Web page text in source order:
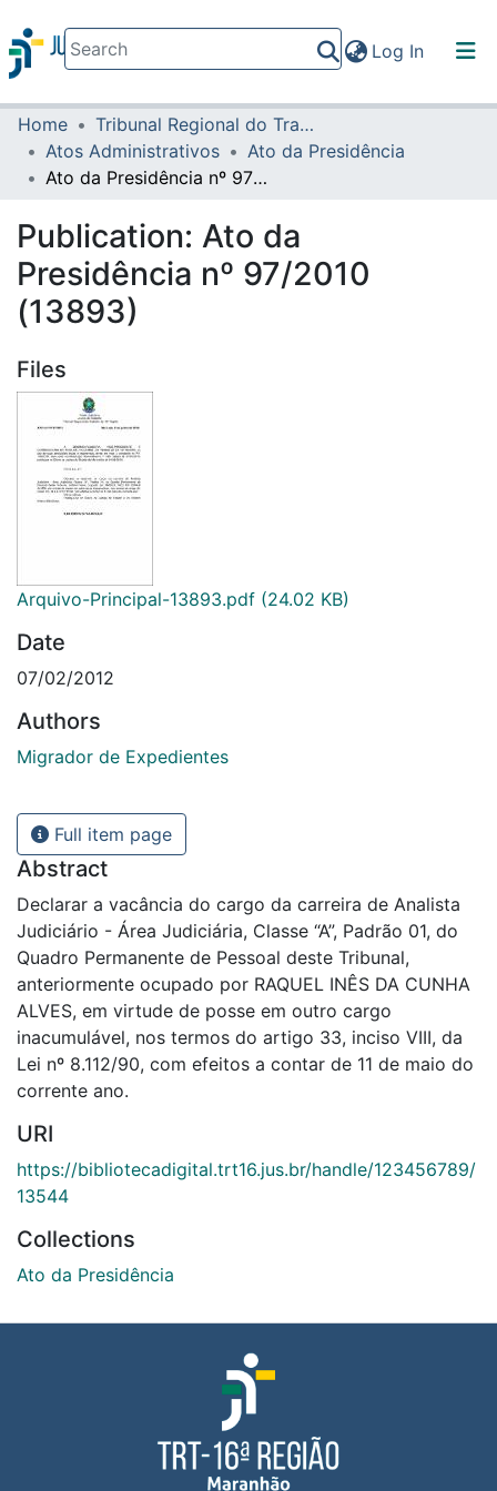
Log In(current)
Communities & Collections
All of DSpace
Home
Tribunal Regional do Trabalho da 16ª Região
Atos Administrativos
Ato da Presidência
Ato da Presidência nº 97/2010 (13893)
Publication: Ato da
Presidência nº 97/2010
(13893)
Files
Arquivo-Principal-13893.pdf (24.02 KB)
Date
07/02/2012
Authors
Migrador de Expedientes
Full item page
Abstract
Declarar a vacância do cargo da carreira de Analista
Judiciário - Área Judiciária, Classe “A”, Padrão 01, do
Quadro Permanente de Pessoal deste Tribunal,
anteriormente ocupado por RAQUEL INÊS DA CUNHA
ALVES, em virtude de posse em outro cargo
inacumulável, nos termos do artigo 33, inciso VIII, da
Lei nº 8.112/90, com efeitos a contar de 11 de maio do
corrente ano.
URI
https://bibliotecadigital.trt16.jus.br/handle/123456789/
13544
Collections
Ato da Presidência